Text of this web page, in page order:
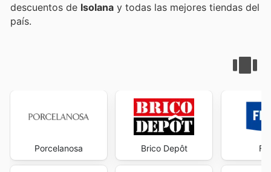
descuentos de Isolana y todas las mejores tiendas del
país.
Porcelanosa Brico Depôt